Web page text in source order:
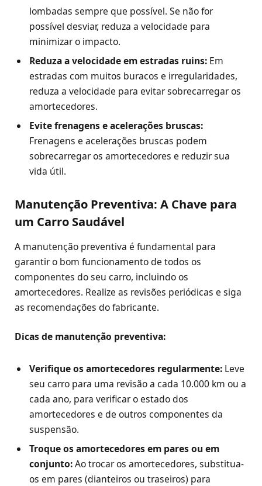
lombadas sempre que possível. Se não for
possível desviar, reduza a velocidade para
minimizar o impacto.
Reduza a velocidade em estradas ruins: Em
estradas com muitos buracos e irregularidades,
reduza a velocidade para evitar sobrecarregar os
amortecedores.
Evite frenagens e acelerações bruscas:
Frenagens e acelerações bruscas podem
sobrecarregar os amortecedores e reduzir sua
vida útil.
Manutenção Preventiva: A Chave para
um Carro Saudável
A manutenção preventiva é fundamental para
garantir o bom funcionamento de todos os
componentes do seu carro, incluindo os
amortecedores. Realize as revisões periódicas e siga
as recomendações do fabricante.
Dicas de manutenção preventiva:
Verifique os amortecedores regularmente: Leve
seu carro para uma revisão a cada 10.000 km ou a
cada ano, para verificar o estado dos
amortecedores e de outros componentes da
suspensão.
Troque os amortecedores em pares ou em
conjunto:Ao trocar os amortecedores, substitua-
os em pares (dianteiros ou traseiros) para